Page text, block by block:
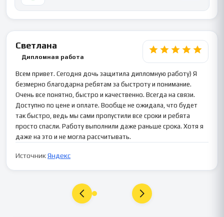
Светлана
Дипломная работа
Всем привет. Сегодня дочь защитила дипломную работу) Я
безмерно благодарна ребятам за быстроту и понимание.
Очень все понятно, быстро и качественно. Всегда на связи.
Доступно по цене и оплате. Вообще не ожидала, что будет
так быстро, ведь мы сами пропустили все сроки и ребята
просто спасли. Работу выполнили даже раньше срока. Хотя я
даже на это и не могла рассчитывать.
ИсточникЯндекс